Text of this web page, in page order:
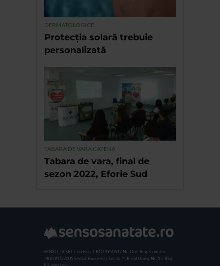
DERMATOLOGICE
Protecția solară trebuie
personalizată
TABARA DE VARA CATENA
Tabara de vara, final de
sezon 2022, Eforie Sud
SENSO TV SRL Cod Fiscal: RO14950647 Nr. Ord. Reg. Com./an:
J40/2911/2005 Sediul: Bucuresti, Sector 4, B-dul Unirii, Nr. 15, Bloc